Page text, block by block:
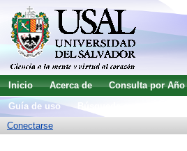
Inicio Acerca de Consulta por Año
Guía de uso
Conectarse